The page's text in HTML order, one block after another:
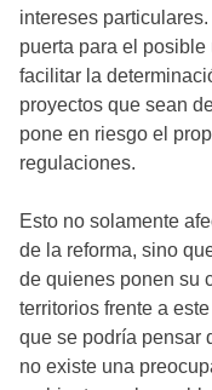
intereses
puerta para el
facilitar la
proyectos que sean
pone en riesgo el
regulaciones.
Esto no solamente
de la reforma, sino
de quienes ponen su
territorios frente a
que se podría pensar
no existe una